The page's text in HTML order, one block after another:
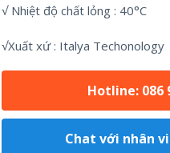
√ Nhiệt độ chất lỏng : 40°C
√Xuất xứ : Italya Techonology
Hotline: 086
Chat với nhân